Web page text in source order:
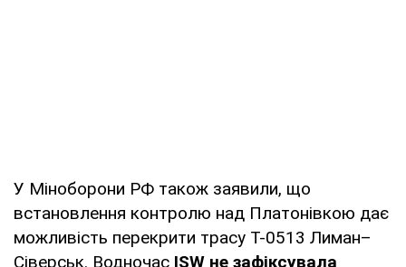
У Міноборони РФ також заявили, що
встановлення контролю над Платонівкою дає
можливість перекрити трасу Т-0513 Лиман–
Сіверськ. Водночас ISW не зафіксувала